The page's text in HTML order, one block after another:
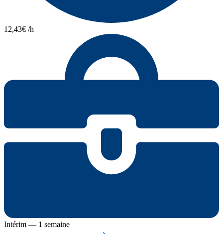
12,43€ /h
Intérim — 1 semaine